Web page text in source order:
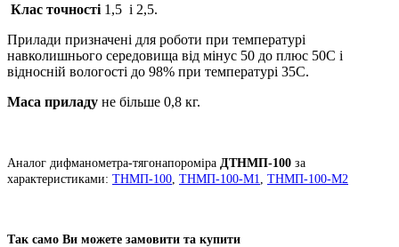
Клас точності 1,5 і 2,5.
Прилади призначені для роботи при температурі
навколишнього середовища від мінус 50 до плюс 50С і
відносній вологості до 98% при температурі 35С.
Маса приладу не більше 0,8 кг.
Аналог дифманометра-тягонапороміра ДТНМП-100 за
характеристиками: ТНМП-100 ТНМП-100-М1 ТНМП-100-М2
Так само Ви можете замовити та купити